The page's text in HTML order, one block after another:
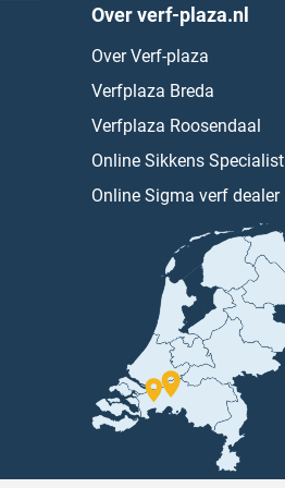
Over verf-plaza.nl
Over Verf-plaza
Verfplaza Breda
Verfplaza Roosendaal
Online Sikkens Specialist
Online Sigma verf dealer